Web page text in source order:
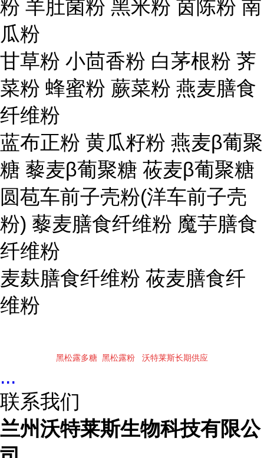
粉 羊肚菌粉 黑米粉 茵陈粉 南
瓜粉
甘草粉 小茴香粉 白茅根粉 荠
菜粉 蜂蜜粉 蕨菜粉 燕麦膳食
纤维粉
蓝布正粉 黄瓜籽粉 燕麦β葡聚
糖 藜麦β葡聚糖 莜麦β葡聚糖
圆苞车前子壳粉(洋车前子壳
粉) 藜麦膳食纤维粉 魔芋膳食
纤维粉
麦麸膳食纤维粉 莜麦膳食纤
维粉
黑松露多糖 黑松露粉 沃特莱斯长期供应
...
联系我们
兰州沃特莱斯生物科技有限公